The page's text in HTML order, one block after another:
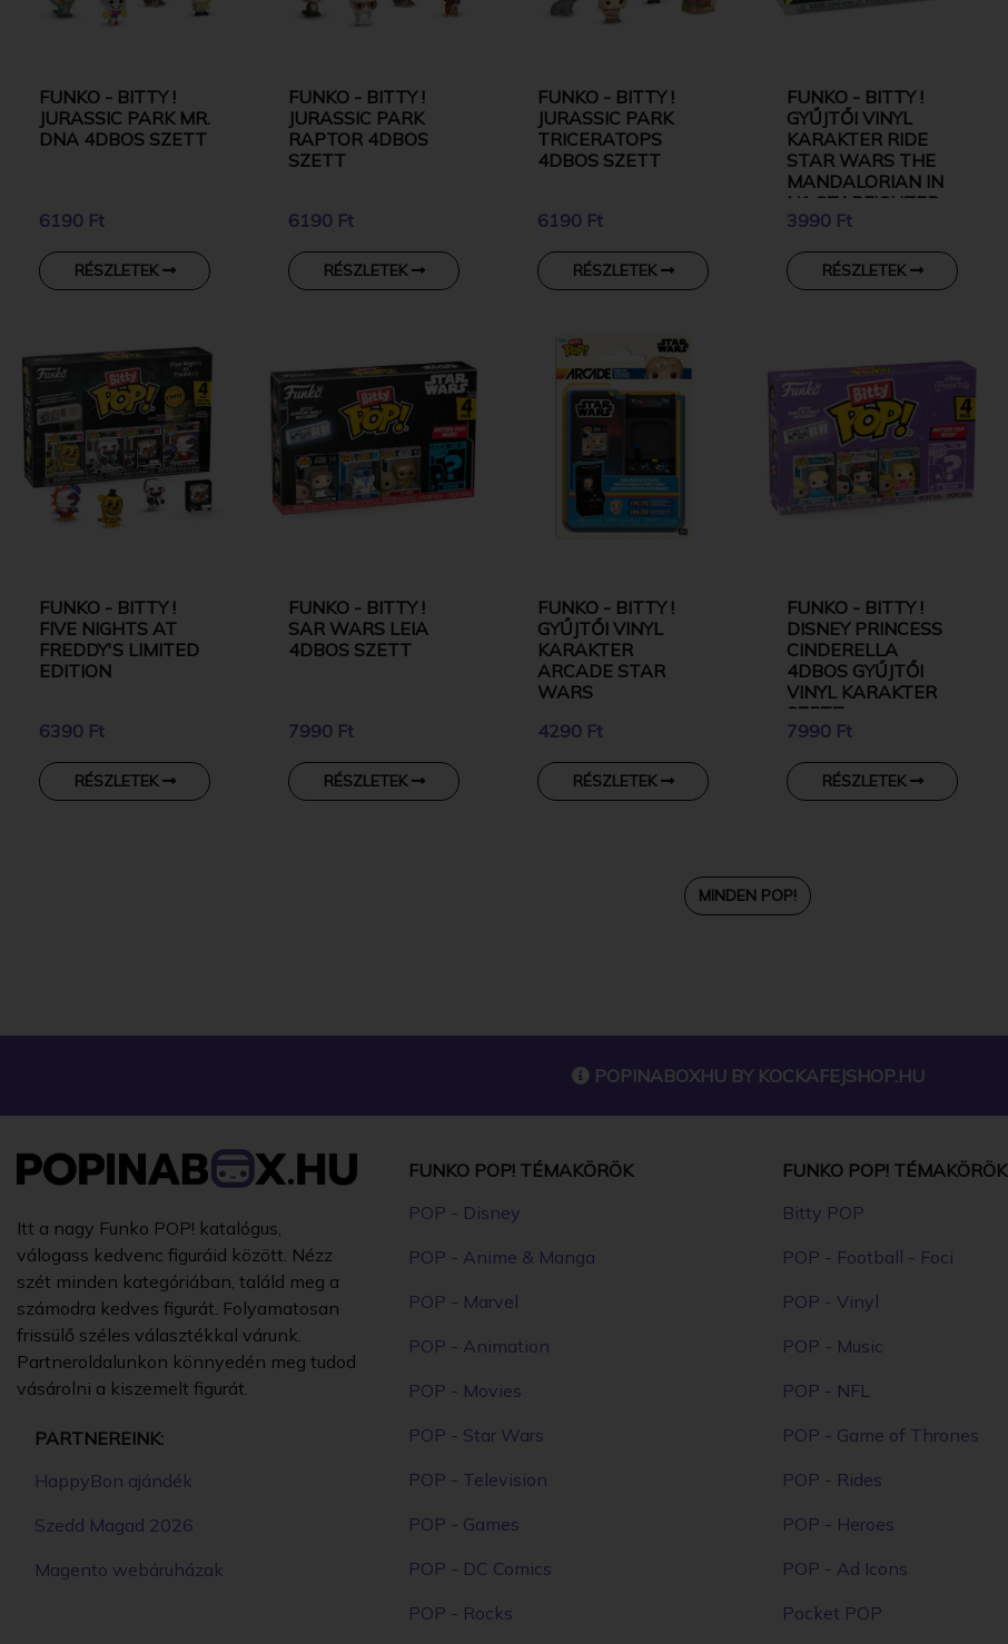
FUNKO - BITTY !
JURASSIC PARK MR.
DNA 4DBOS SZETT
6190 Ft
RÉSZLETEK
FUNKO - BITTY !
JURASSIC PARK
RAPTOR 4DBOS
SZETT
6190 Ft
RÉSZLETEK
FUNKO - BITTY !
JURASSIC PARK
TRICERATOPS
4DBOS SZETT
6190 Ft
RÉSZLETEK
FUNKO - BITTY !
GYŰJTŐI VINYL
KARAKTER RIDE
STAR WARS THE
MANDALORIAN IN
N1 STARFIGHTER
WITH GROGU
3990 Ft
RÉSZLETEK
FUNKO - BITTY !
FIVE NIGHTS AT
FREDDY'S LIMITED
EDITION
6390 Ft
RÉSZLETEK
FUNKO - BITTY !
SAR WARS LEIA
4DBOS SZETT
7990 Ft
RÉSZLETEK
FUNKO - BITTY !
GYŰJTŐI VINYL
KARAKTER
ARCADE STAR
WARS
4290 Ft
RÉSZLETEK
FUNKO - BITTY !
DISNEY PRINCESS
CINDERELLA
4DBOS GYŰJTŐI
VINYL KARAKTER
SZETT
7990 Ft
RÉSZLETEK
MINDEN POP!
POPINABOXHU BY KOCKAFEJSHOP.HU
Itt a nagy Funko POP! katalógus,
válogass kedvenc figuráid között. Nézz
szét minden kategóriában, találd meg a
számodra kedves figurát. Folyamatosan
frissülő széles választékkal várunk.
Partneroldalunkon könnyedén meg tudod
vásárolni a kiszemelt figurát.
PARTNEREINK:
HappyBon ajándék
Szedd Magad 2026
Magento webáruházak
FUNKO POP! TÉMAKÖRÖK
POP - Disney
POP - Anime & Manga
POP - Marvel
POP - Animation
POP - Movies
POP - Star Wars
POP - Television
POP - Games
POP - DC Comics
POP - Rocks
FUNKO POP! TÉMAKÖRÖK
Bitty POP
POP - Football - Foci
POP - Vinyl
POP - Music
POP - NFL
POP - Game of Thrones
POP - Rides
POP - Heroes
POP - Ad Icons
Pocket POP